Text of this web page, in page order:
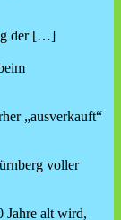
der […]
„ausverkauft“
voller
Jahre alt wird,